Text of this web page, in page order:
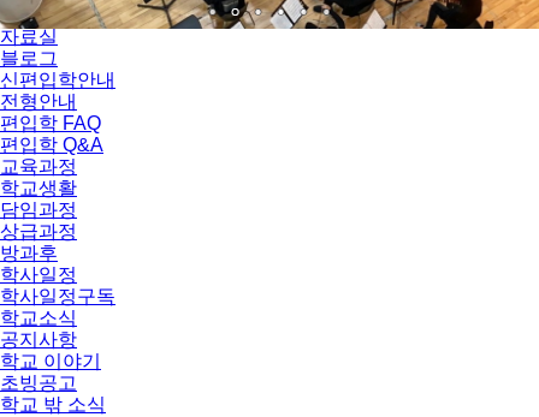
오시는 길
자료실
블로그
신편입학안내
전형안내
편입학 FAQ
편입학 Q&A
교육과정
학교생활
담임과정
상급과정
방과후
학사일정
학사일정구독
학교소식
공지사항
학교 이야기
초빙공고
학교 밖 소식